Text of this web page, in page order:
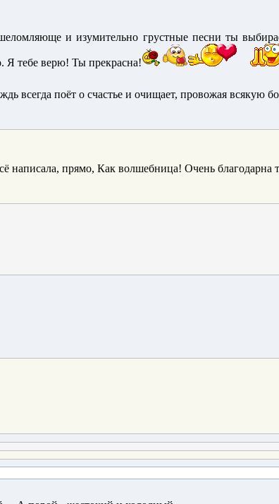
и изумительно грустные песни ты
Я тебе верю! Ты прекрасна!
всегда поёт о счастье и очищает, провожая всякую
написала, прямо, Как волшебница! Очень благодарна